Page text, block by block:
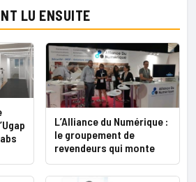
LU ENSUITE
L’Alliance du Numérique :
le groupement de
revendeurs qui monte